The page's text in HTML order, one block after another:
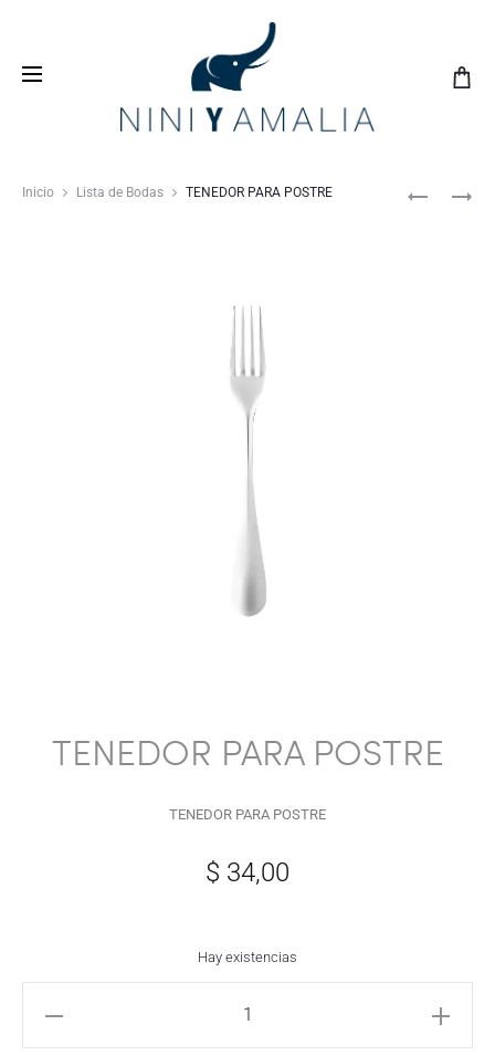
con nosotros y vive una
experiencia inolvidable
Inicio Lista de Bodas TENEDOR PARA POSTRE
TENEDOR PARA POSTRE
TENEDOR PARA POSTRE
$ 34,00
Hay existencias